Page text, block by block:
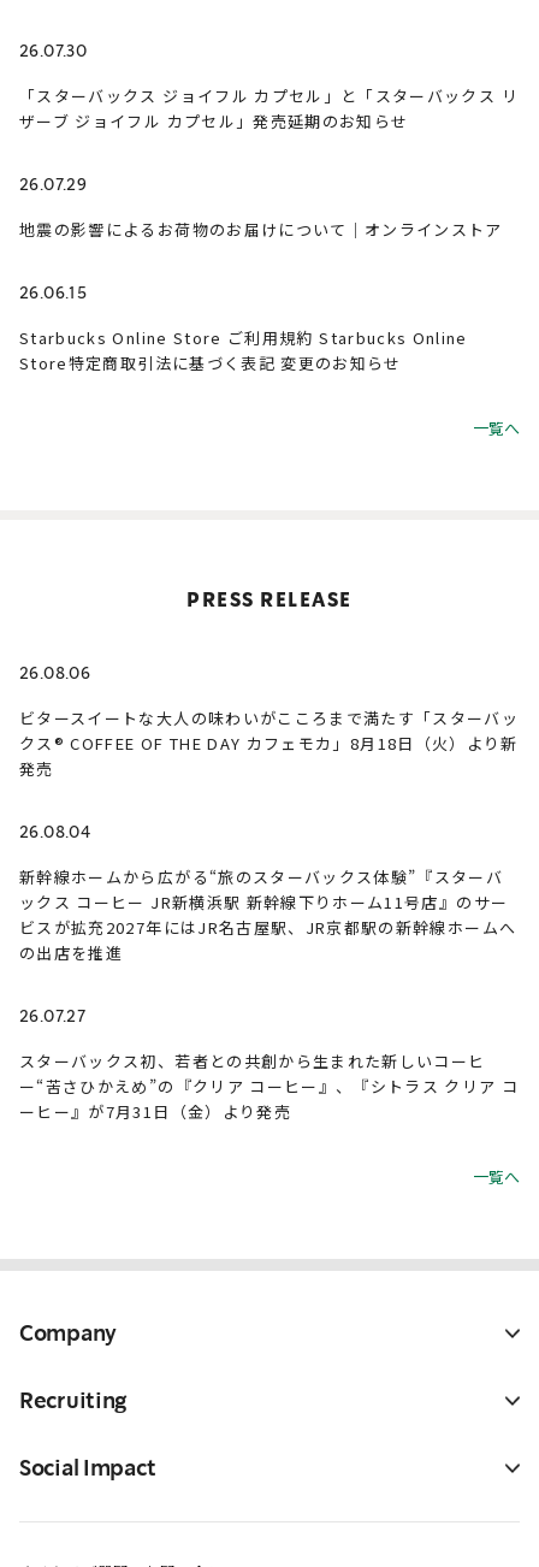
26.07.30
「スターバックス ジョイフル カプセル」と「スターバックス リ
ザーブ ジョイフル カプセル」発売延期のお知らせ
26.07.29
地震の影響によるお荷物のお届けについて｜オンラインストア
26.06.15
Starbucks Online Store ご利用規約 Starbucks Online
Store特定商取引法に基づく表記 変更のお知らせ
一覧へ
PRESS RELEASE
26.08.06
ビタースイートな大人の味わいがこころまで満たす「スターバッ
クス® COFFEE OF THE DAY カフェモカ」8月18日（火）より新
発売
26.08.04
新幹線ホームから広がる“旅のスターバックス体験”『スターバ
ックス コーヒー JR新横浜駅 新幹線下りホーム11号店』のサー
ビスが拡充2027年にはJR名古屋駅、JR京都駅の新幹線ホームへ
の出店を推進
26.07.27
スターバックス初、若者との共創から生まれた新しいコーヒ
ー“苦さひかえめ”の『クリア コーヒー』、『シトラス クリア コ
ーヒー』が7月31日（金）より発売
一覧へ
Company
Recruiting
Social Impact